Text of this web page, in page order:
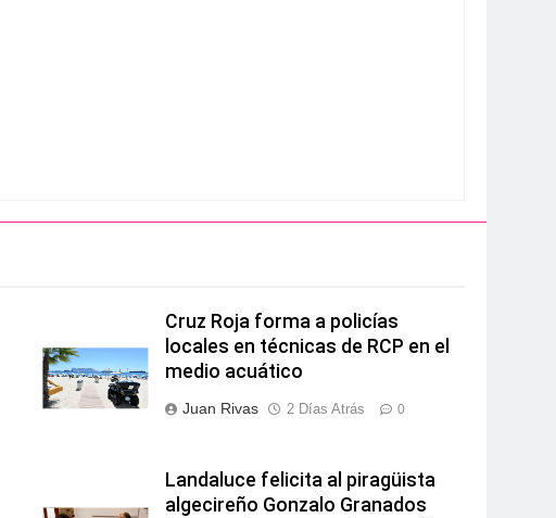
Cruz Roja forma a policías
locales en técnicas de RCP en el
medio acuático
Juan Rivas 2 Días Atrás 0
Landaluce felicita al piragüista
algecireño Gonzalo Granados